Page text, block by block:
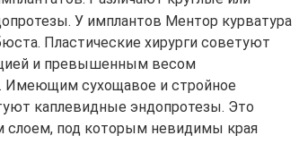
У имплантов Ментор курватура
Пластические хирурги советуют
и превышенным весом
Имеющим сухощавое и стройное
каплевидные эндопротезы. Это
слоем, под которым невидимы края